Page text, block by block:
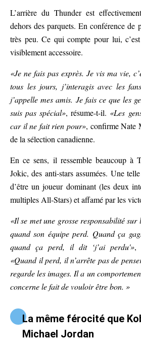
L’arrière du Thunder est
dehors des parquets. En conférence de
très peu. Ce qui compte pour lui,
visiblement accessoire.
«Je ne fais pas exprès. Je vis ma vie,
tous les jours, j’interagis avec les
j’appelle mes amis. Je fais ce que les
suis pas spécial», résume-t-il. «Les
car il ne fait rien pour», confirme Nate
de la sélection canadienne.
En ce sens, il ressemble beaucoup
Jokic, des anti-stars assumées. Une
d’être un joueur dominant (les deux
multiples All-Stars) et affamé par les
«Il se met une grosse responsabilité
quand son équipe perd. Quand ça
quand ça perd, il dit ‘j’ai perdu'»,
«Quand il perd, il n’arrête pas de
regarde les images. Il a un
concerne le fait de vouloir être bon. »
La même férocité que
Michael Jordan